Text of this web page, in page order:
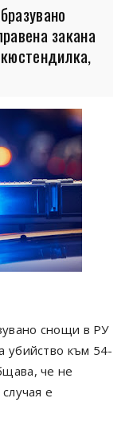
закана
снощи в РУ
убийство към 54-
че не
е